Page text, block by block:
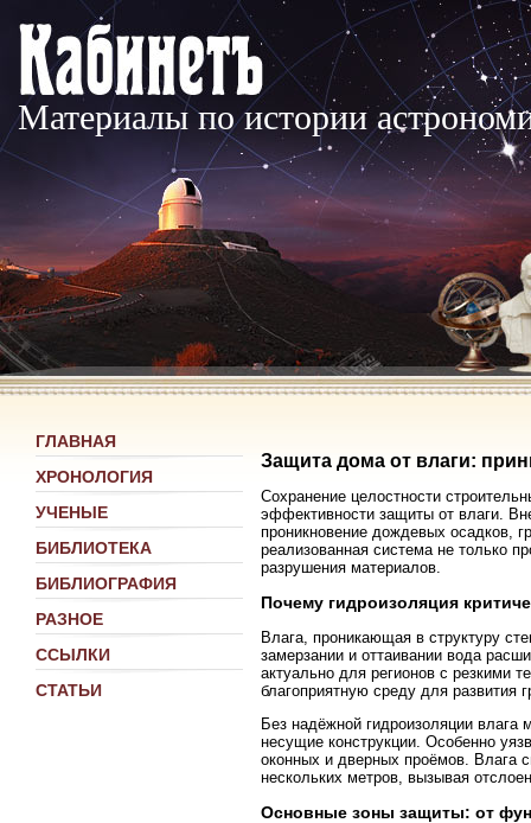
Материалы по истории
ГЛАВНАЯ
ХРОНОЛОГИЯ
УЧЕНЫЕ
БИБЛИОТЕКА
БИБЛИОГРАФИЯ
РАЗНОЕ
ССЫЛКИ
СТАТЬИ
Защита дома от влаги:
Сохранение целостности
эффективности защиты от влаги.
проникновение дождевых осадков,
реализованная система не только
разрушения материалов.
Почему гидроизоляция
Влага, проникающая в структуру
замерзании и оттаивании вода
актуально для регионов с резкими
благоприятную среду для развития
Без надёжной гидроизоляции влага
несущие конструкции. Особенно
оконных и дверных проёмов. Влага
нескольких метров, вызывая
Основные зоны защиты: от